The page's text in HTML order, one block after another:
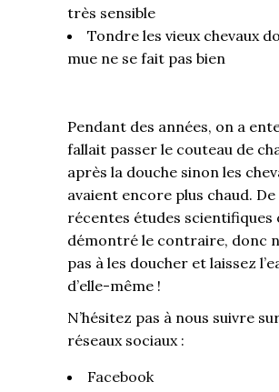
très sensible
Tondre les vieux chevaux
mue ne se fait pas bien
Pendant des années, on a
fallait passer le couteau de
après la douche sinon les
avaient encore plus chaud. De
récentes études scientifiques
démontré le contraire, donc
pas à les doucher et laissez
d’elle-même !
N’hésitez pas à nous suivre
réseaux sociaux :
Facebook